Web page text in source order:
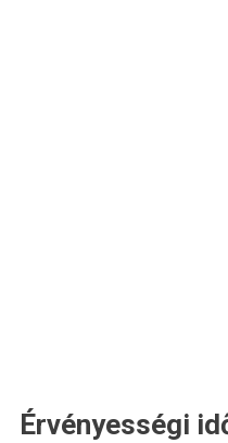
Érvényességi